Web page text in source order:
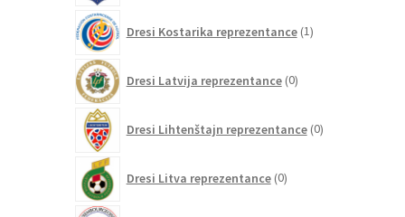
Dresi Kostarika reprezentance 1izdelek
Dresi Latvija reprezentance 0izdelkov
Dresi Lihtenštajn reprezentance 0izdelkov
Dresi Litva reprezentance 0izdelkov